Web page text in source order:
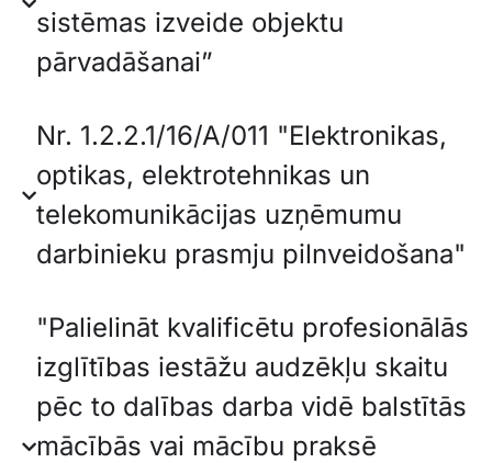
sistēmas izveide objektu
pārvadāšanai”
Nr. 1.2.2.1/16/A/011 "Elektronikas,
optikas, elektrotehnikas un
telekomunikācijas uzņēmumu
darbinieku prasmju pilnveidošana"
"Palielināt kvalificētu profesionālās
izglītības iestāžu audzēkļu skaitu
pēc to dalības darba vidē balstītās
mācībās vai mācību praksē